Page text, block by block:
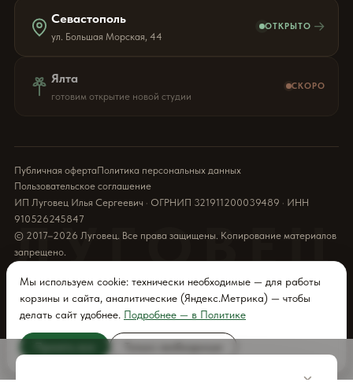
Севастополь
ул. Большая Морская, 44
ОТКРЫТО →
Ялта
готовим открытие новой студии
СКОРО
Публичная офертаПолитика персональных данных
Пользовательское соглашение
ИП Луговец Илья Сергеевич · ОГРНИП 321911200039489 · ИНН
910526245847
© 2017–2026 Луговец. Все права защищены. Копирование материалов
запрещено.
ЛУГОВЕЦ
Мы используем cookie: технически необходимые — для работы
корзины и сайта, аналитические (Яндекс.Метрика) — чтобы
делать сайт удобнее. Подробнее — в Политике
×